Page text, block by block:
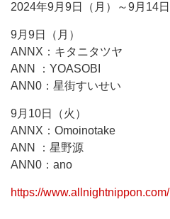
2024年9月9日（月）～9月14日
9月9日（月）
ANNX：キタニタツヤ
ANN ：YOASOBI
ANN0：星街すいせい
9月10日（火）
ANNX：Omoinotake
ANN ：星野源
ANN0：ano
https://